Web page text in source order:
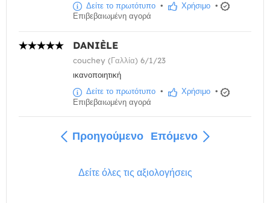
Δείτε το πρωτότυπο • Χρήσιμο •
Επιβεβαιωμένη αγορά
DANIÈLE
couchey (Γαλλία) 6/1/23
ικανοποιητική
Δείτε το πρωτότυπο • Χρήσιμο •
Επιβεβαιωμένη αγορά
Προηγούμενο Επόμενο
Δείτε όλες τις αξιολογήσεις